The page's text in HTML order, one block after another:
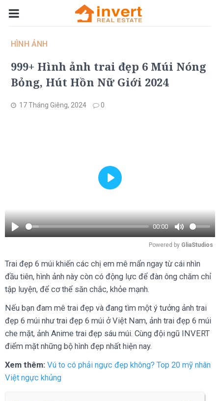
HÌNH ẢNH
999+ Hình ảnh trai đẹp 6 Múi Nóng
Bỏng, Hút Hồn Nữ Giới 2024
17 Tháng Giêng, 2024 0
Play
00:00
Mute
Play
Powered by GliaStudios
Trai đẹp 6 múi khiến các chị em mê mẩn ngay từ cái nhìn
đầu tiên, hình ảnh này còn có động lực để đàn ông chăm chỉ
tập luyện, để cơ thể săn chắc, khỏe mạnh.
Nếu bạn đam mê trai đẹp và đang tìm một ý tưởng ảnh trai
đẹp 6 múi như trai đẹp 6 múi ở Việt Nam, ảnh trai đẹp 6 múi
che mặt, ảnh Anime trai đẹp sáu múi. Cùng đội ngũ INVERT
điểm mặt những bộ hình đẹp nhất hiện nay.
Xem thêm: Vú to có phải ngực đẹp không? Top 20 mỹ nhân
Việt ngực khủng